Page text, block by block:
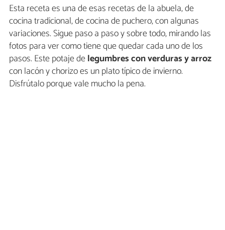
Esta receta es una de esas recetas de la abuela, de
cocina tradicional, de cocina de puchero, con algunas
variaciones. Sigue paso a paso y sobre todo, mirando las
fotos para ver como tiene que quedar cada uno de los
pasos. Este potaje delegumbres con verduras y arroz
con lacón y chorizo es un plato típico de invierno.
Disfrútalo porque vale mucho la pena.